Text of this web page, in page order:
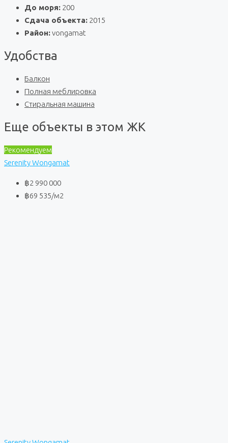
До моря: 200
Сдача объекта: 2015
Район:vongamat
Удобства
Балкон
Полная меблировка
Стиральная машина
Еще объекты в этом ЖК
Рекомендуем
Serenity Wongamat
฿2 990 000
฿69 535/м2